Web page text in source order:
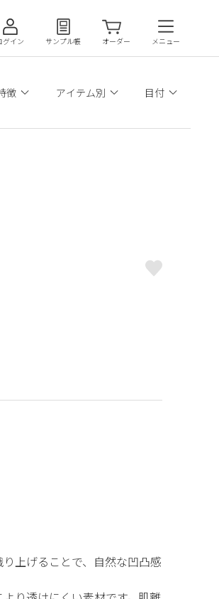
グイン サンプル帳 オーダー メニュー
徴 アイテム別 目付
上げることで、自然な凹凸感